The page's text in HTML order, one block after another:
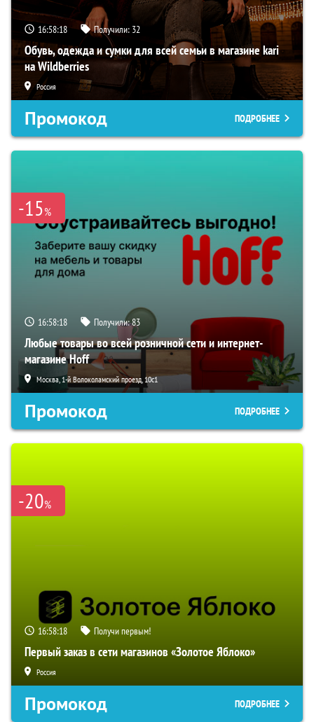
16:58:17 Получили: 32
Обувь, одежда и сумки для всей семьи в магазине kari
на Wildberries
Россия
Промокод ПОДРОБНЕЕ
-15%
16:58:17 Получили:83
Любые товары во всей розничной сети и интернет-
магазине Hoff
Москва, 1-й Волоколамский проезд, 10с1
Промокод ПОДРОБНЕЕ
-20%
16:58:17 Получи первым!
Первый заказ в сети магазинов «Золотое Яблоко»
Россия
Промокод ПОДРОБНЕЕ